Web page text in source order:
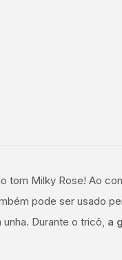
tom Milky Rose! Ao
pode ser usado
Durante o tricô, a